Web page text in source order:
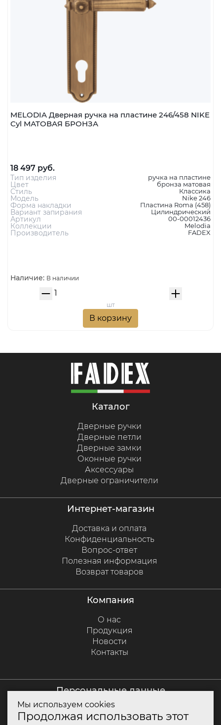
MELODIA Дверная ручка на пластине 246/458 NIKE
Cyl МАТОВАЯ БРОНЗА
18 497 руб.
Тип изделия ручка на пластине
Цвет бронза матовая
Стиль Классика
Модель Nike 246
Форма накладки Пластина Roma (458)
Вариант запирания Цилиндрический
Артикул 00-00012436
Коллекции Melodia
Производитель FADEX
Наличие: В наличии
шт
В корзину
каталог
Дверные ручки
Дверные петли
Дверные замки
Оконные ручки
Аксессуары
Дверные ограничители
интернет-магазин
Доставка и оплата
Конфиденциальность
Вопрос-ответ
Полезная информация
Возврат товаров
компания
О нас
Продукция
Новости
Контакты
персональные данные
Политика куки
Политика конфиденциальности
Мы используем cookies
Продолжая использовать этот